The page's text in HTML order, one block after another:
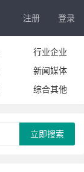
注册 登录
行业企业
新闻媒体
综合其他
立即搜索